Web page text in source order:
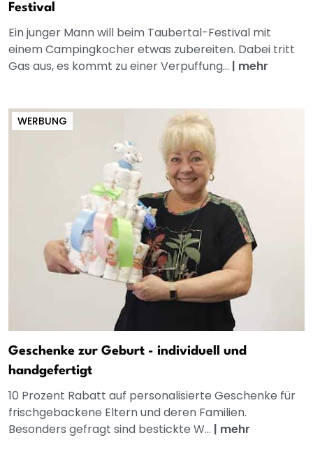
Festival
Ein junger Mann will beim Taubertal-Festival mit
einem Campingkocher etwas zubereiten. Dabei tritt
Gas aus, es kommt zu einer Verpuffung... | mehr
WERBUNG
Geschenke zur Geburt - individuell und
handgefertigt
10 Prozent Rabatt auf personalisierte Geschenke für
frischgebackene Eltern und deren Familien.
Besonders gefragt sind bestickte W... | mehr